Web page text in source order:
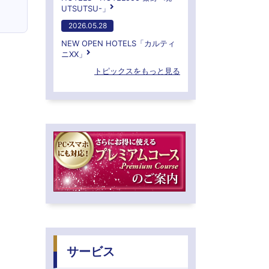
UTSUTSU-」
2026.05.28
NEW OPEN HOTELS「カルティ
ニXX」
トピックスをもっと見る
サービス